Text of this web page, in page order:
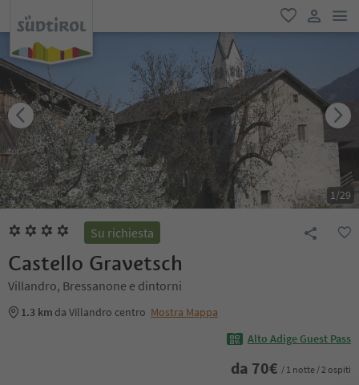
favoriti
user link
1/29
Su richiesta
Castello Gravetsch
Villandro, Bressanone e dintorni
1.3 km da Villandro centro Mostra Mappa
Alto Adige Guest Pass
da 70€ / 1 notte / 2 ospiti